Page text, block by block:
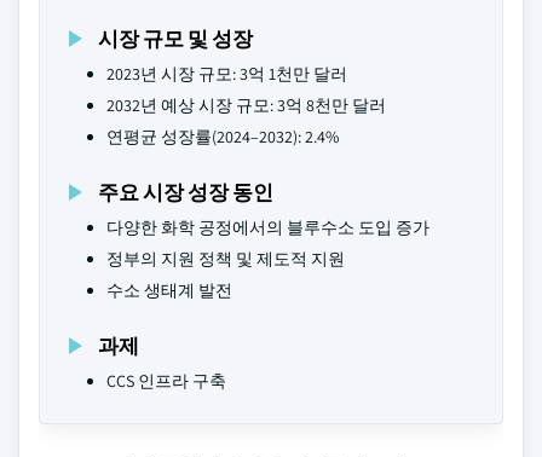
시장 규모 및 성장
2023년 시장 규모: 3억 1천만 달러
2032년 예상 시장 규모: 3억 8천만 달러
연평균 성장률(2024–2032): 2.4%
주요 시장 성장 동인
다양한 화학 공정에서의 블루수소 도입 증가
정부의 지원 정책 및 제도적 지원
수소 생태계 발전
과제
CCS 인프라 구축